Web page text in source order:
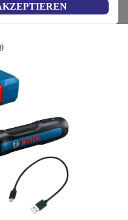
3 Akku-Schrauber